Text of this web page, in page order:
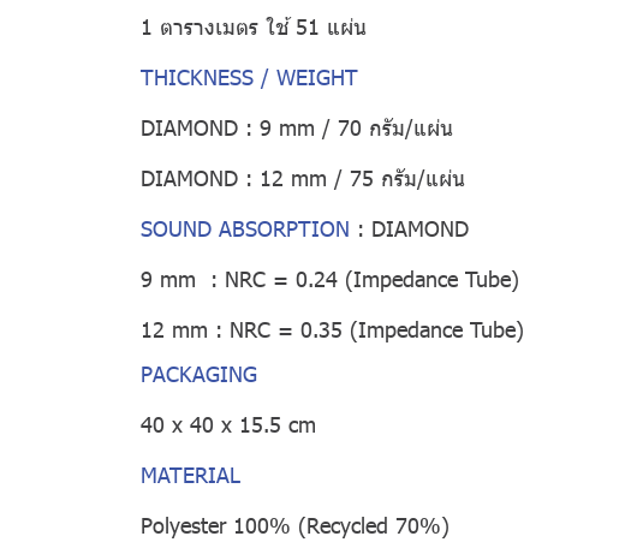
1 ตารางเมตร ใช้ 51 แผ่น
THICKNESS / WEIGHT
DIAMOND : 9 mm / 70 กรัม/แผ่น
DIAMOND : 12 mm / 75 กรัม/แผ่น
SOUND ABSORPTION : DIAMOND
9 mm : NRC = 0.24 (Impedance Tube)
12 mm : NRC = 0.35 (Impedance Tube)
PACKAGING
40 x 40 x 15.5 cm
MATERIAL
Polyester 100% (Recycled 70%)